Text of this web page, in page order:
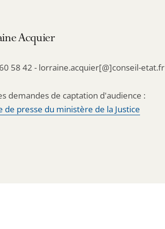
Acquier
58 42 - lorraine.acquier[@]conseil-etat.fr
demandes de captation d'audience :
de presse du ministère de la Justice